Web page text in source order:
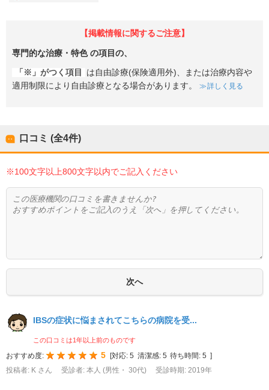
【掲載情報に関するご注意】
専門的な治療・特色の項目の、
「※」がつく項目
は自由診療(保険適用外)、または治療内容や
適用制限により自由診療となる場合があります。
詳しく見る
口コミ (全4件)
※100文字以上800文字以内でご記入ください
IBSの症状に悩まされてこちらの病院を受...
この口コミは1年以上前のものです
おすすめ度: 5 [対応: 5 清潔感: 5 待ち時間: 5 ]
投稿者: K さん
受診者: 本人 (男性・ 30代) 受診時期: 2019年